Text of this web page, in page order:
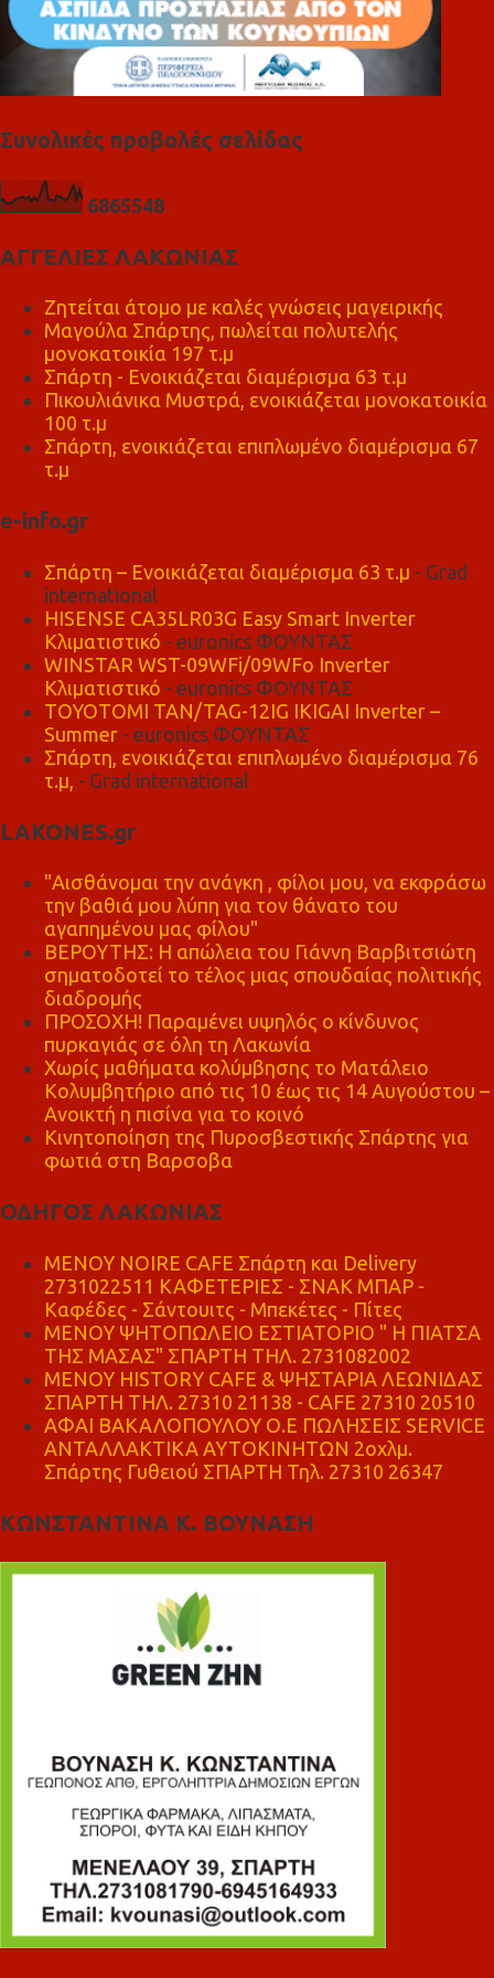
Συνολικές προβολές σελίδας
6865548
ΑΓΓΕΛΙΕΣ ΛΑΚΩΝΙΑΣ
Ζητείται άτομο με καλές γνώσεις μαγειρικής
Μαγούλα Σπάρτης, πωλείται πολυτελής
μονοκατοικία 197 τ.μ
Σπάρτη - Ενοικιάζεται διαμέρισμα 63 τ.μ
Πικουλιάνικα Μυστρά, ενοικιάζεται μονοκατοικία
100 τ.μ
Σπάρτη, ενοικιάζεται επιπλωμένο διαμέρισμα 67
τ.μ
e-info.gr
Σπάρτη – Ενοικιάζεται διαμέρισμα 63 τ.μ - Grad
international
HISENSE CA35LR03G Easy Smart Inverter
Κλιματιστικό - euronics ΦΟΥΝΤΑΣ
WINSTAR WST-09WFi/09WFo Inverter
Κλιματιστικό - euronics ΦΟΥΝΤΑΣ
TOYOTOMI TAN/TAG-12IG IKIGAI Inverter –
Summer - euronics ΦΟΥΝΤΑΣ
Σπάρτη, ενοικιάζεται επιπλωμένο διαμέρισμα 76
τ.μ, - Grad international
LAKONES.gr
"Αισθάνομαι την ανάγκη , φίλοι μου, να εκφράσω
την βαθιά μου λύπη για τον θάνατο του
αγαπημένου μας φίλου"
ΒΕΡΟΥΤΗΣ: Η απώλεια του Γιάννη Βαρβιτσιώτη
σηματοδοτεί το τέλος μιας σπουδαίας πολιτικής
διαδρομής
ΠΡΟΣΟΧΗ! Παραμένει υψηλός ο κίνδυνος
πυρκαγιάς σε όλη τη Λακωνία
Χωρίς μαθήματα κολύμβησης το Ματάλειο
Κολυμβητήριο από τις 10 έως τις 14 Αυγούστου –
Ανοικτή η πισίνα για το κοινό
Κινητοποίηση της Πυροσβεστικής Σπάρτης για
φωτιά στη Βαρσοβα
ΟΔΗΓΟΣ ΛΑΚΩΝΙΑΣ
MENOY NOIRE CAFE Σπάρτη και Delivery
2731022511 ΚΑΦΕΤΕΡΙΕΣ - ΣΝΑΚ ΜΠΑΡ -
Καφέδες - Σάντουιτς - Μπεκέτες - Πίτες
ΜΕΝΟΥ ΨΗΤΟΠΩΛΕΙΟ ΕΣΤΙΑΤΟΡΙΟ " Η ΠΙΑΤΣΑ
ΤΗΣ ΜΑΣΑΣ" ΣΠΑΡΤΗ ΤΗΛ. 2731082002
ΜΕΝΟΥ HISTORY CAFE & ΨΗΣΤΑΡΙΑ ΛΕΩΝΙΔΑΣ
ΣΠΑΡΤΗ ΤΗΛ. 27310 21138 - CAFE 27310 20510
ΑΦΑΙ ΒΑΚΑΛΟΠΟΥΛΟΥ Ο.Ε ΠΩΛΗΣΕΙΣ SERVICE
ΑΝΤΑΛΛΑΚΤΙΚΑ ΑΥΤΟΚΙΝΗΤΩΝ 2οχλμ.
Σπάρτης Γυθειού ΣΠΑΡΤΗ Τηλ. 27310 26347
ΚΩΝΣΤΑΝΤΙΝΑ Κ. ΒΟΥΝΑΣΗ